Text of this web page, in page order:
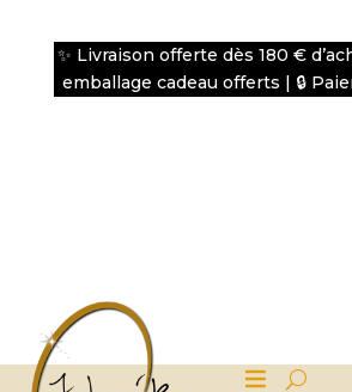
✨ Livraison offerte dès 180 €
emballage cadeau offerts | 🔒